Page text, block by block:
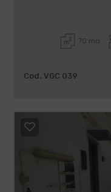
70 mq
Cod. VGC 039